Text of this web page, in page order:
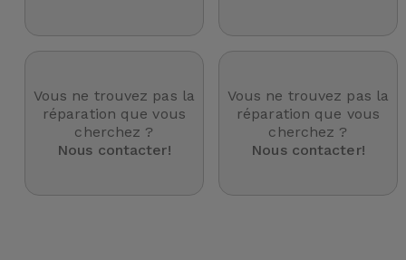
Dyson
Autres
Marques
Connectées
et
Bracelets
Vous ne trouvez pas la
réparation que vous
cherchez ?
Nous contacter!
Vous ne trouvez pas la
réparation que vous
cherchez ?
Nous contacter!